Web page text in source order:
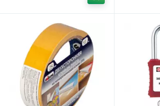
Стулья и табуреты
Тележки специализированные
Тумбы